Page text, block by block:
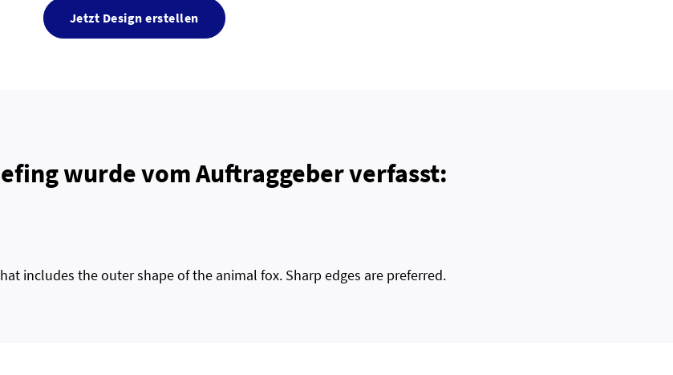
Jetzt Design erstellen
wurde vom Auftraggeber verfasst:
includes the outer shape of the animal fox. Sharp edges are preferred.